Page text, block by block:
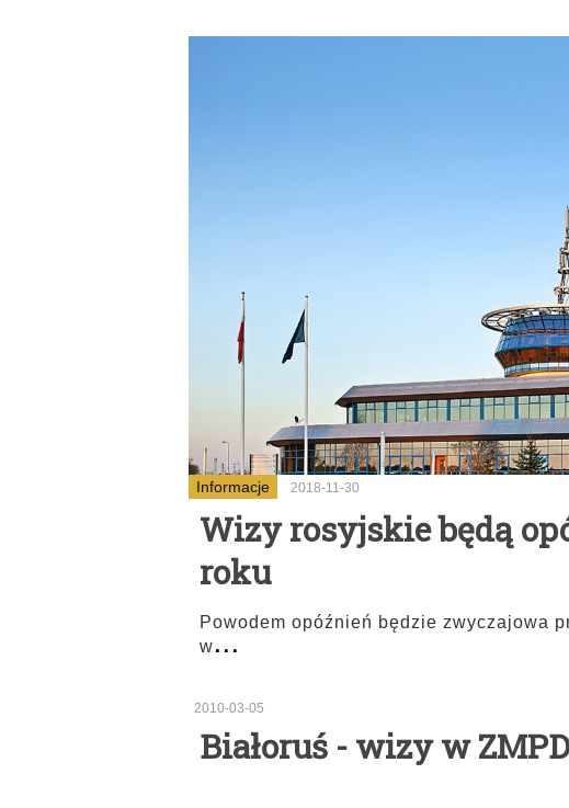
Informacje 2018-11-30
Wizy rosyjskie będą
roku
Powodem opóźnień będzie zwyczajowa
w...
2010-03-05
Białoruś - wizy w ZMPD